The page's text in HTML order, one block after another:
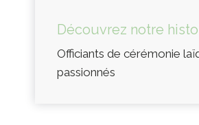
Découvrez notre
Officiants de cérémonie
passionnés